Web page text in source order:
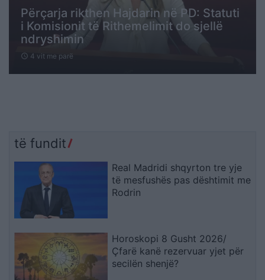
Përçarja rikthen Hajdarin në PD: Statuti
i Komisionit të Rithemelimit do sjellë
ndryshimin
schedule 4 vit me parë
të fundit
Real Madridi shqyrton tre yje
të mesfushës pas dështimit me
Rodrin
Horoskopi 8 Gusht 2026/
Çfarë kanë rezervuar yjet për
secilën shenjë?